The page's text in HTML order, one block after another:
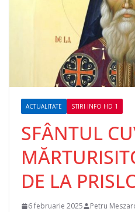
ACTUALITATE STIRI INFO HD 1
SFÂNTUL
DE LA
6 februarie 2025 Petru